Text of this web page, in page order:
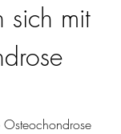
sich mit